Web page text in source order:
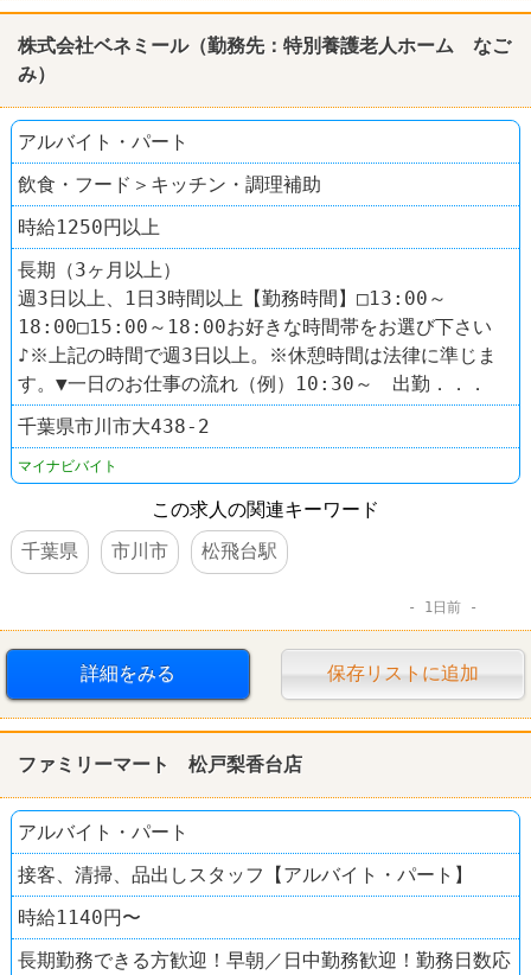
株式会社ベネミール（勤務先：特別養護老人ホーム なご
み）
アルバイト・パート
飲食・フード＞キッチン・調理補助
時給1250円以上
長期（3ヶ月以上）
週3日以上、1日3時間以上【勤務時間】□13:00～
18:00□15:00～18:00お好きな時間帯をお選び下さい
♪※上記の時間で週3日以上。※休憩時間は法律に準じま
す。▼一日のお仕事の流れ（例）10:30～ 出勤．．．
千葉県市川市大438-2
マイナビバイト
この求人の関連キーワード
千葉県
市川市 松飛台駅
1日前
詳細をみる 保存リストに追加
ファミリーマート 松戸梨香台店
アルバイト・パート
接客、清掃、品出しスタッフ【アルバイト・パート】
時給1140円〜
長期勤務できる方歓迎！早朝／日中勤務歓迎！勤務日数応